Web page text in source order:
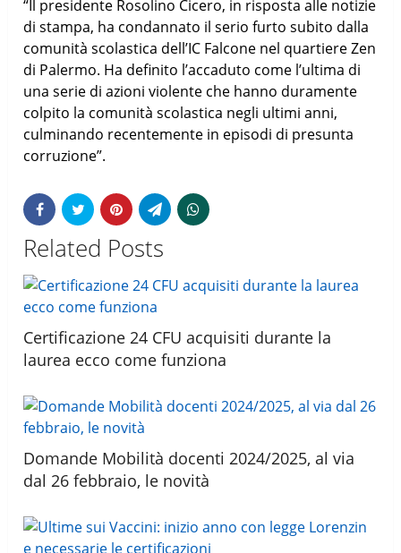
“Il presidente Rosolino Cicero, in risposta alle notizie
di stampa, ha condannato il serio furto subito dalla
comunità scolastica dell’IC Falcone nel quartiere Zen
di Palermo. Ha definito l’accaduto come l’ultima di
una serie di azioni violente che hanno duramente
colpito la comunità scolastica negli ultimi anni,
culminando recentemente in episodi di presunta
corruzione”.
Related Posts
Certificazione 24 CFU acquisiti durante la
laurea ecco come funziona
Domande Mobilità docenti 2024/2025, al via
dal 26 febbraio, le novità